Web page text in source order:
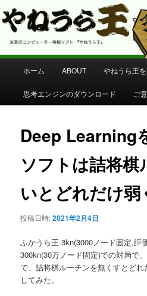
やねうら王 公式サ
コンピューター将棋 やねうら王 公式サ
メ
メ
イ
ン
テ
ン
ツ
へ
ホーム ABOUT やねうら王
思考エンジンのダウンロード ご
Deep Learning
ソフトは詰将棋
いとどれだけ弱
投稿日時:2021年2月4日
ふかうら王 3kn(3000ノード固定,評
300kn(30万ノード固定)での対局で
で、詰将棋ルーチンを無くすとど
してみた。